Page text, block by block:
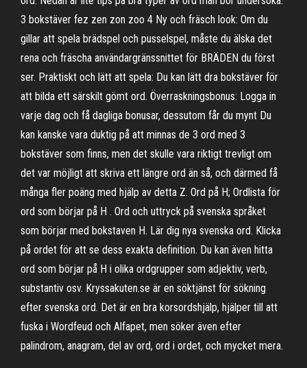
3 bokstäver fez zen zon zoo 4 Ny och fräsch look: Om du
gillar att spela brädspel och pusselspel, måste du älska det
rena och fräscha användargränssnittet för BRÄDEN du först
ser. Praktiskt och lätt att spela: Du kan lätt dra bokstäver för
att bilda ett särskilt gömt ord. Överraskningsbonus: Logga in
varje dag och få dagliga bonusar, dessutom får du mynt Du
kan kanske vara duktig på att minnas de 3 ord med 3
bokstäver som finns, men det skulle vara riktigt trevligt om
det var möjligt att skriva ett längre ord än så, och därmed få
många fler poäng med hjälp av detta Z. Ord på H; Ordlista för
ord som börjar på H . Ord och uttryck på svenska språket
som börjar med bokstaven H. Lär dig nya svenska ord. Klicka
på ordet för att se dess exakta definition. Du kan även hitta
ord som börjar på H i olika ordgrupper som adjektiv, verb,
substantiv osv. Kryssakuten.se är en söktjänst för sökning
efter svenska ord. Det är en bra korsordshjälp, hjälper till att
fuska i Wordfeud och Alfapet, men söker även efter
palindrom, anagram, del av ord, ord i ordet, och mycket mera.